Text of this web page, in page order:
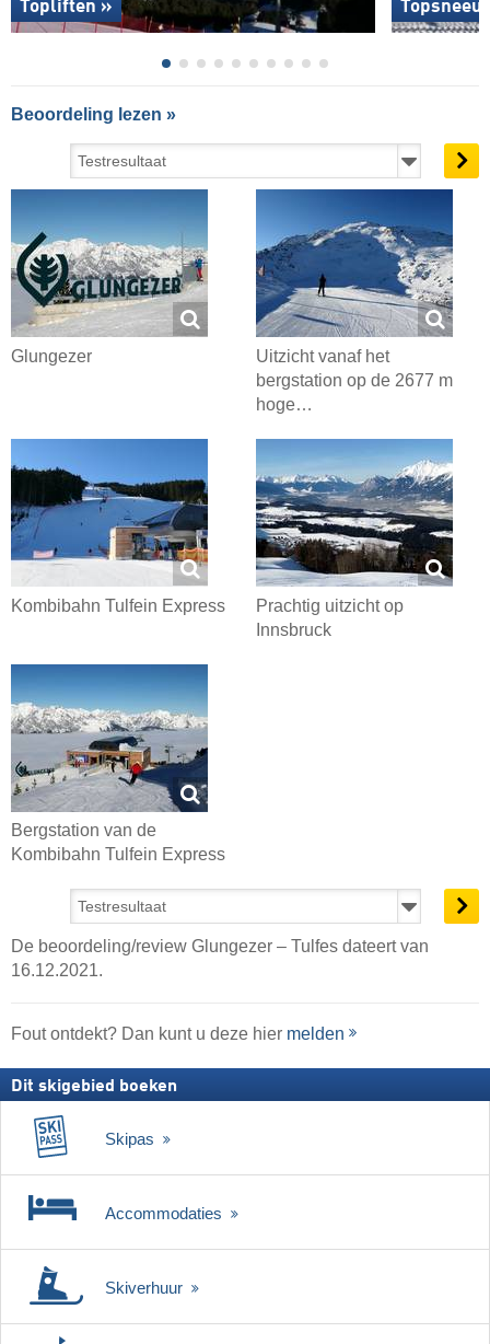
Topliften »
Beoordeling lezen »
Glungezer
Uitzicht vanaf het
bergstation op de 2677 m
hoge…
Kombibahn Tulfein Express
Prachtig uitzicht op
Innsbruck
Bergstation van de
Kombibahn Tulfein Express
De beoordeling/review Glungezer – Tulfes dateert van
16.12.2021.
Fout ontdekt? Dan kunt u deze hier melden
Dit skigebied boeken
Skipas
Accommodaties
Skiverhuur